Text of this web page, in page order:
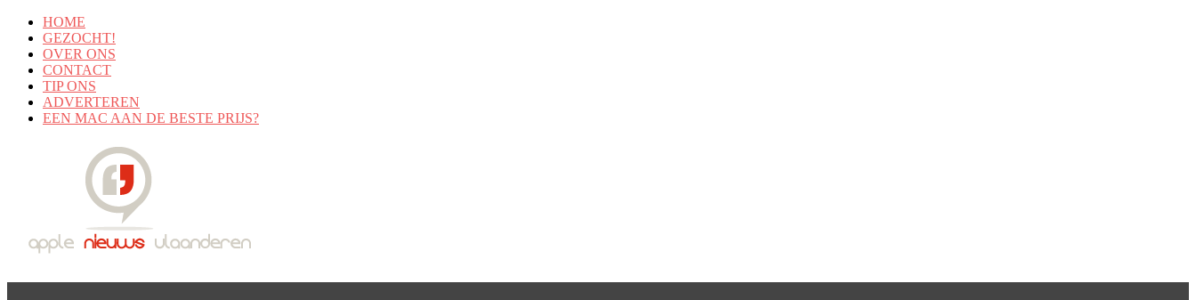
HOME
GEZOCHT!
OVER ONS
CONTACT
TIP ONS
ADVERTEREN
EEN MAC AAN DE BESTE PRIJS?